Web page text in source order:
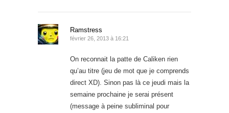
Ramstress
février 26, 2013 à 16:21
On reconnait la patte de Caliken rien
qu’au titre (jeu de mot que je comprends
direct XD). Sinon pas là ce jeudi mais la
semaine prochaine je serai présent
(message à peine subliminal pour